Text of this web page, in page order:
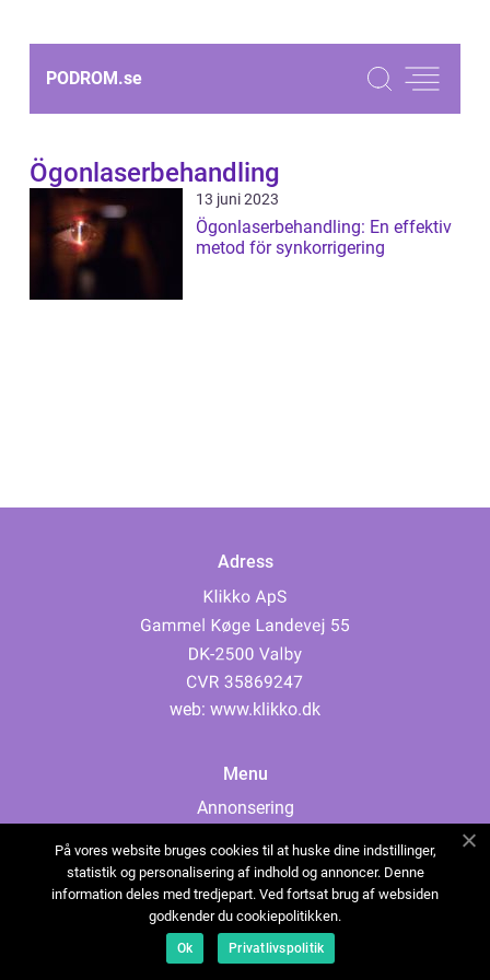
PODROM.se
Ögonlaserbehandling
13 juni 2023
Ögonlaserbehandling: En effektiv
metod för synkorrigering
Adress
web: www.klikko.dk
Menu
Annonsering
Cookies
Kontakta oss
Sitemap
På vores website bruges cookies til at huske dine indstillinger,
statistik og personalisering af indhold og annoncer. Denne
information deles med tredjepart. Ved fortsat brug af websiden
godkender du cookiepolitikken.
Ok Privatlivspolitik